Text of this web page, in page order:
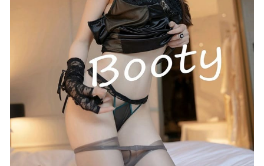
[爱尤物]2024 NO.2773 迷人气息 vivian[35P/83MB]
夏鸽鸽不想起床 NO.029 白木芽衣子 女j [40P-143M]
2023-
花铃 – NO.56 风纪委员死裤水x游泳课风纪委员 [93P-
2024-06-20